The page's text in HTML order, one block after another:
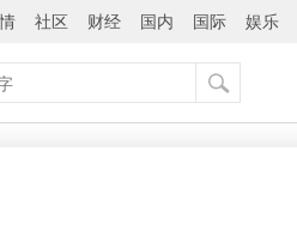
社区 财经 国内 国际 娱乐